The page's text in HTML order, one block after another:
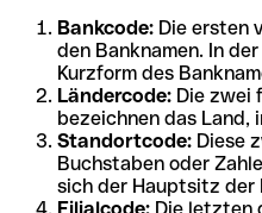
Bankcode: Die ersten
den Banknamen. In
Kurzform des
Ländercode: Die zwei
bezeichnen das Land,
Standortcode: Diese
Buchstaben oder
sich der Hauptsitz der